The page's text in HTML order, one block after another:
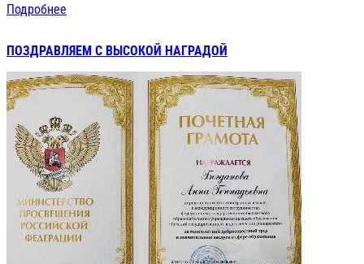
Подробнее
ПОЗДРАВЛЯЕМ С ВЫСОКОЙ НАГРАДОЙ